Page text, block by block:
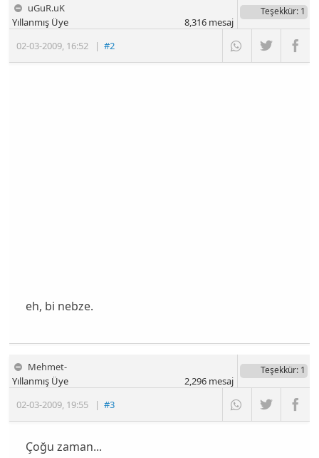
uGuR.uK
02-03-2009, 16:52 |#2
Yıllanmış Üye
Teşekkür: 1
8,316mesaj
eh, bi nebze.
Mehmet-
02-03-2009, 19:55 |#3
Yıllanmış Üye
Teşekkür: 1
2,296mesaj
Çoğu zaman...